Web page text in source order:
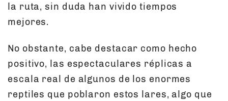
la ruta, sin duda han vivido tiempos
mejores.
No obstante, cabe destacar como hecho
positivo, las espectaculares réplicas a
escala real de algunos de los enormes
reptiles que poblaron estos lares, algo que